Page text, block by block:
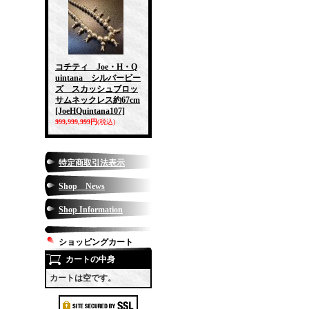
コチティ Joe・H・Q
uintana シルバービー
ズ スカッシュブロッ
サムネックレス約67cm
[JoeHQuintana107]
999,999,999円(税込)
特定商取引法表示
Shop News
Shop Information
ショッピングカート
カートの中身
カートは空です。